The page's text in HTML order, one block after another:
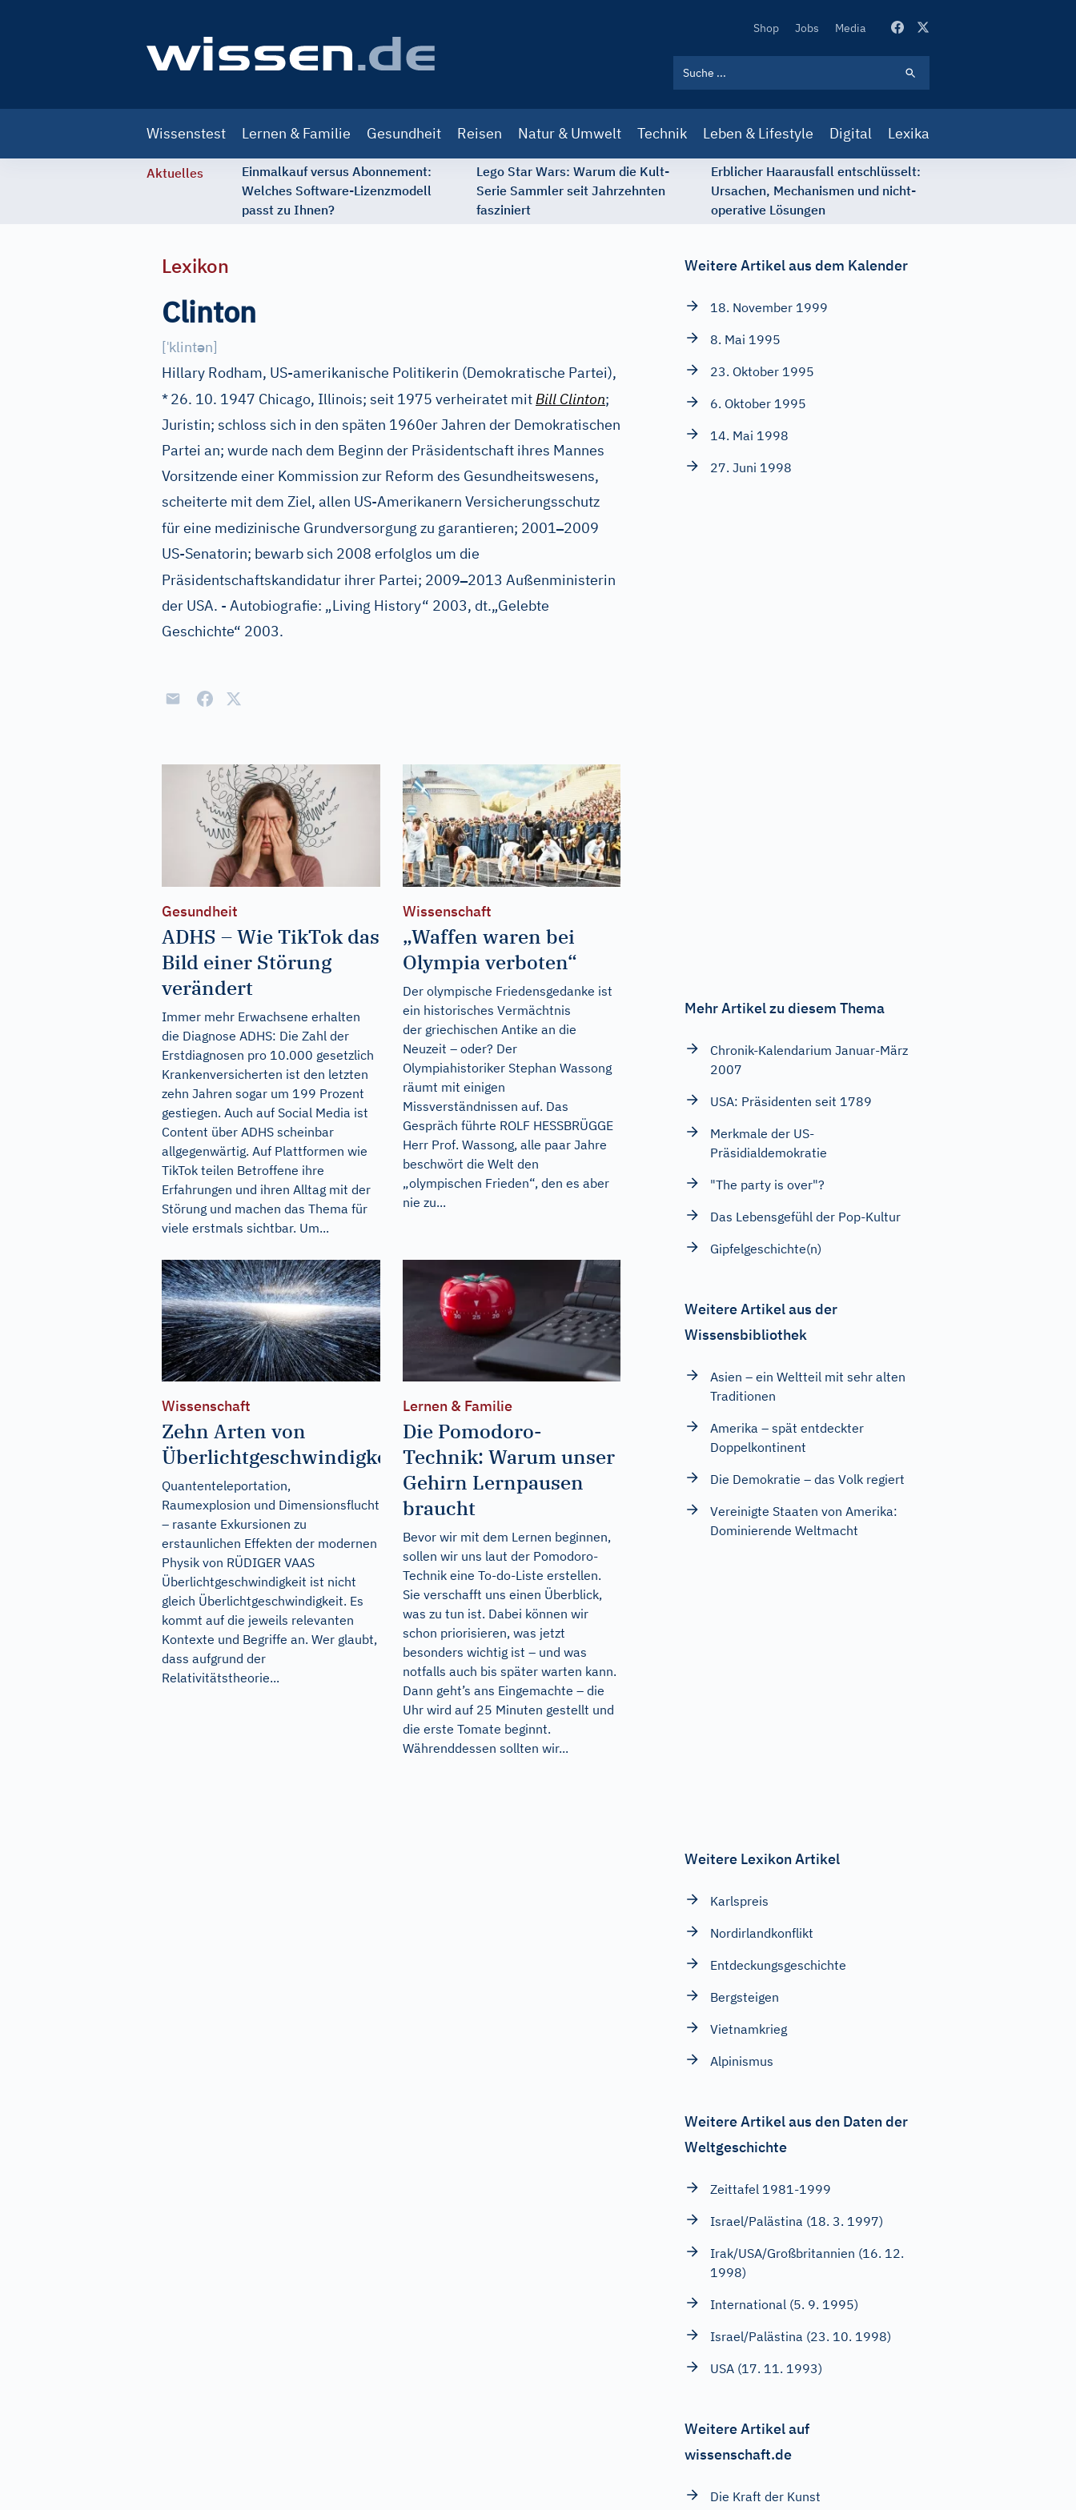
Secondary
Shop Jobs Media
navigation
Wissenstest Lernen & Familie Gesundheit Reisen Natur & Umwelt Technik Leben & Lifestyle Digital Lexika
Aktuelles
Einmalkauf versus Abonnement:
Welches Software-Lizenzmodell
passt zu Ihnen?
Lego Star Wars: Warum die Kult-
Serie Sammler seit Jahrzehnten
fasziniert
Erblicher Haarausfall entschlüsselt:
Ursachen, Mechanismen und nicht-
operative Lösungen
Lexikon
Clinton
[ˈklintən]
Hillary Rodham, US-amerikanische Politikerin (Demokratische Partei),
*26. 10. 1947 Chicago, Illinois; seit 1975 verheiratet mitBill Clinton;
Juristin; schloss sich in den späten 1960er Jahren der Demokratischen
Partei an; wurde nach dem Beginn der Präsidentschaft ihres Mannes
Vorsitzende einer Kommission zur Reform des Gesundheitswesens,
scheiterte mit dem Ziel, allen US-Amerikanern Versicherungsschutz
für eine medizinische Grundversorgung zu garantieren; 2001–2009
US-Senatorin; bewarb sich 2008 erfolglos um die
Präsidentschaftskandidatur ihrer Partei; 2009–2013 Außenministerin
der USA. - Autobiografie: „Living History“ 2003, dt.„Gelebte
Geschichte“ 2003.
Gesundheit
ADHS – Wie TikTok das
Bild einer Störung
verändert
Immer mehr Erwachsene erhalten
die Diagnose ADHS: Die Zahl der
Erstdiagnosen pro 10.000 gesetzlich
Krankenversicherten ist den letzten
zehn Jahren sogar um 199 Prozent
gestiegen. Auch auf Social Media ist
Content über ADHS scheinbar
allgegenwärtig. Auf Plattformen wie
TikTok teilen Betroffene ihre
Erfahrungen und ihren Alltag mit der
Störung und machen das Thema für
viele erstmals sichtbar. Um...
Wissenschaft
„Waffen waren bei
Olympia verboten“
Der olympische Friedensgedanke ist
ein historisches Vermächtnis
der griechischen Antike an die
Neuzeit – oder? Der
Olympiahistoriker Stephan Wassong
räumt mit einigen
Missverständnissen auf. Das
Gespräch führte ROLF HESSBRÜGGE
Herr Prof. Wassong, alle paar Jahre
beschwört die Welt den
„olympischen Frieden“, den es aber
nie zu...
Wissenschaft
Zehn Arten von
Überlichtgeschwindigkeit
Quantenteleportation,
Raumexplosion und Dimensionsflucht
– rasante Exkursionen zu
erstaunlichen Effekten der modernen
Physik von RÜDIGER VAAS
Überlichtgeschwindigkeit ist nicht
gleich Überlichtgeschwindigkeit. Es
kommt auf die jeweils relevanten
Kontexte und Begriffe an. Wer glaubt,
dass aufgrund der
Relativitätstheorie...
Lernen & Familie
Die Pomodoro-
Technik: Warum unser
Gehirn Lernpausen
braucht
Bevor wir mit dem Lernen beginnen,
sollen wir uns laut der Pomodoro-
Technik eine To-do-Liste erstellen.
Sie verschafft uns einen Überblick,
was zu tun ist. Dabei können wir
schon priorisieren, was jetzt
besonders wichtig ist – und was
notfalls auch bis später warten kann.
Dann geht’s ans Eingemachte – die
Uhr wird auf 25 Minuten gestellt und
die erste Tomate beginnt.
Währenddessen sollten wir...
Weitere Artikel aus dem Kalender
18. November 1999
8. Mai 1995
23. Oktober 1995
6. Oktober 1995
14. Mai 1998
27. Juni 1998
Mehr Artikel zu diesem Thema
Chronik-Kalendarium Januar-März
2007
USA: Präsidenten seit 1789
Merkmale der US-
Präsidialdemokratie
"The party is over"?
Das Lebensgefühl der Pop-Kultur
Gipfelgeschichte(n)
Weitere Artikel aus der
Wissensbibliothek
Asien – ein Weltteil mit sehr alten
Traditionen
Amerika – spät entdeckter
Doppelkontinent
Die Demokratie – das Volk regiert
Vereinigte Staaten von Amerika:
Dominierende Weltmacht
Weitere Lexikon Artikel
Karlspreis
Nordirlandkonflikt
Entdeckungsgeschichte
Bergsteigen
Vietnamkrieg
Alpinismus
Weitere Artikel aus den Daten der
Weltgeschichte
Zeittafel 1981-1999
Israel/Palästina (18. 3. 1997)
Irak/USA/Großbritannien (16. 12.
1998)
International (5. 9. 1995)
Israel/Palästina (23. 10. 1998)
USA (17. 11. 1993)
Weitere Artikel auf
wissenschaft.de
Die Kraft der Kunst